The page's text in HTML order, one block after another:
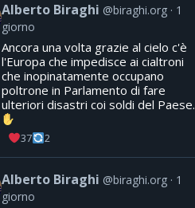
Alberto Biraghi @biraghi.org
1
giorno
Ancora una volta grazie al cielo c'è
l'Europa che impedisce ai cialtroni
che inopinatamente occupano
poltrone in Parlamento di fare
ulteriori disastri coi soldi del Paese.
37 2
Alberto Biraghi @biraghi.org
1
giorno